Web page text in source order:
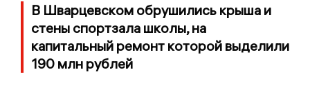
В Шварцевском обрушились крыша и
стены спортзала школы, на
капитальный ремонт которой выделили
190 млн рублей